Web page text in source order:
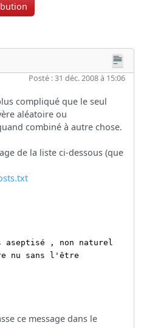
Posté : 31 déc. 2008 à 15:06
compliqué que le seul
aléatoire ou
combiné à autre chose.
de la liste ci-dessous (que
, non naturel
nu sans l'être
ce message dans le